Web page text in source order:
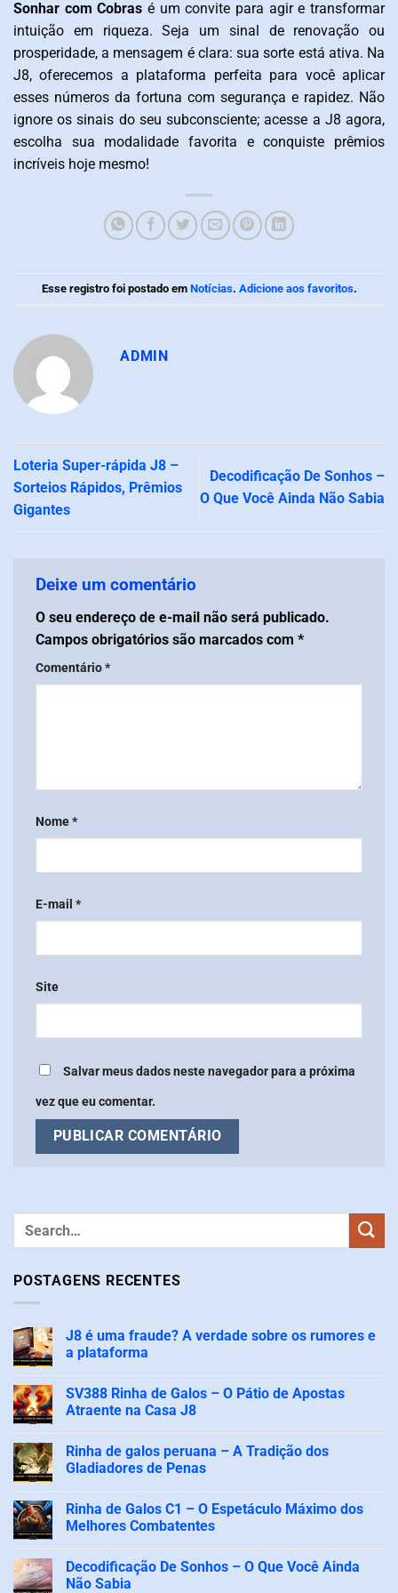
Sonhar com Cobras é um convite para agir e transformar
intuição em riqueza. Seja um sinal de renovação ou
prosperidade, a mensagem é clara: sua sorte está ativa. Na
J8, oferecemos a plataforma perfeita para você aplicar
esses números da fortuna com segurança e rapidez. Não
ignore os sinais do seu subconsciente; acesse a J8 agora,
escolha sua modalidade favorita e conquiste prêmios
incríveis hoje mesmo!
Esse registro foi postado em Notícias. Adicione aos favoritos.
ADMIN
Loteria Super-rápida J8 –
Sorteios Rápidos, Prêmios
Gigantes
Decodificação De Sonhos –
O Que Você Ainda Não Sabia
Deixe um comentário
O seu endereço de e-mail não será publicado.
Campos obrigatórios são marcados com *
Comentário*
Nome*
E-mail *
Site
Salvar meus dados neste navegador para a próxima
vez que eu comentar.
POSTAGENS RECENTES
J8 é uma fraude? A verdade sobre os rumores e
a plataforma
em
J8
é
A
verdade
sobre
e
a
plataforma
SV388 Rinha de Galos – O Pátio de Apostas
Atraente na Casa J8
em
SV388
Rinha
–
O
Pátio
Atraente
na
Casa
Rinha de galos peruana – A Tradição dos
Gladiadores de Penas
em
Rinha
de
–
A
Tradição
Rinha de Galos C1 – O Espetáculo Máximo dos
Melhores Combatentes
em
Rinha
de
Decodificação De Sonhos – O Que Você Ainda
Não Sabia